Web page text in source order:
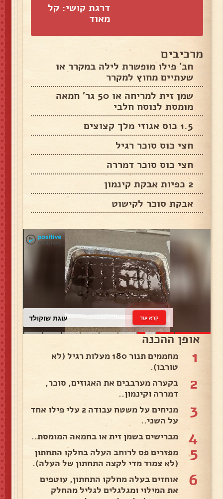
דרגת קושי: קל
מאוד
מרכיבים
חב' פילו מופשרת לילה במקרר או
שעתיים מחוץ למקרר
שמן זית למריחה או 50 גר' חמאה
מומסת לנוסח חלבי
1.5 כוס אגוזי מלך קצוצים
חצי כוס סוכר רגיל
חצי כוס סוכר דמררה
2 כפיות אבקת קינמון
אבקת סוכר לקישוט
עוגת שוקולד קרא עוד
אופן ההכנה
1
מחממים תנור 180 מעלות רגיל (לא
טורבו).
2
בקערה מערבבים את האגוזים, סוכר,
דמררה וקינמון..
3
מניחים על משטח עבודה 2 עלי פילו אחד
על השני..
4 מברישים בשמן זית או בחמאה המומסת..
5
מפזרים פס לרוחב העלה בחלקו התחתון
(לא צמוד מדי לקצה התחתון של העלה).
6
אוחזים בעלה מחלקו התחתון, עוטפים
את המילוי ומגלגלים לגליל מהחלק